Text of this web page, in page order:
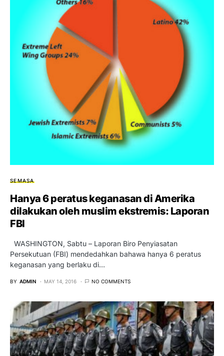
SEMASA
Hanya 6 peratus keganasan di Amerika
dilakukan oleh muslim ekstremis: Laporan
FBI
WASHINGTON, Sabtu – Laporan Biro Penyiasatan
Persekutuan (FBI) mendedahkan bahawa hanya 6 peratus
keganasan yang berlaku di…
BY ADMIN MAY 14, 2016 NO COMMENTS